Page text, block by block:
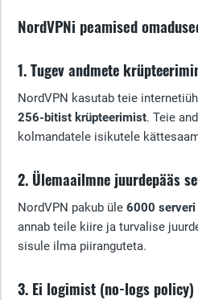
NordVPNi peamised
1. Tugev andmete
NordVPN kasutab teie
256-bitist krüpteerimist. Teie
kolmandatele isikutele
2. Ülemaailmne juurdepääs
NordVPN pakub üle 6000 serveri
annab teile kiire ja turvalise
sisule ilma piiranguteta.
3. Ei logimist (no-logs policy)